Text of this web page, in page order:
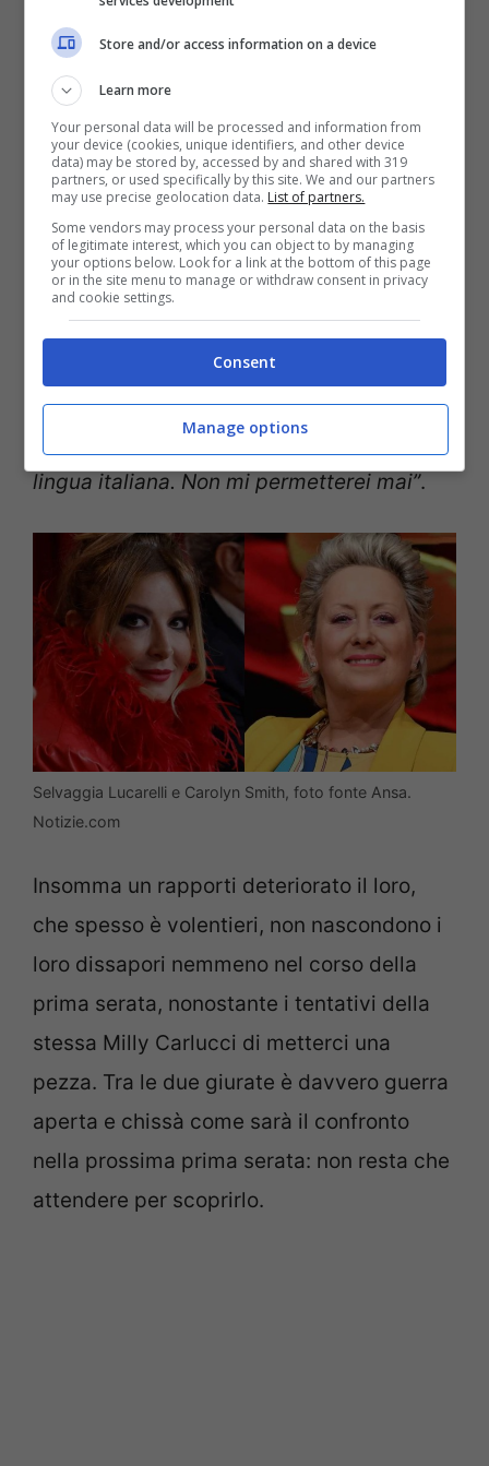
Quanta eleganza nello sparlare di colleghi
e concorrenti a gara aperta, davvero.
vera signora”ha commentato la
giornalista nelle scorse ore proprio tramite
il profilo social; le parole che proprio non le
sarebbero andate giù sono quelle
pronunciate dalla stessa Carolyn Smith,
sempre nel programma condotto da
Serena Bortone, Oggi è un altro giorno: “
fa sorridere quando Selvaggia entra nelle
, è come se io insegnassi la
lingua italiana. Non mi permetterei mai”.
Selvaggia Lucarelli e Carolyn Smith, foto fonte Ansa.
Notizie.com
Insomma un rapporti deteriorato il loro,
che spesso è volentieri, non nascondono i
loro dissapori nemmeno nel corso della
prima serata, nonostante i tentativi della
stessa Milly Carlucci di metterci una
pezza. Tra le due giurate è davvero guerra
aperta e chissà come sarà il confronto
nella prossima prima serata: non resta che
attendere per scoprirlo.
Store and/or access information on a device
Learn more
Your personal data will be processed and information from
your device (cookies, unique identifiers, and other device
data) may be stored by, accessed by and shared with 319
partners, or used specifically by this site. We and our partners
may use precise geolocation data. List of partners.
Some vendors may process your personal data on the basis
of legitimate interest, which you can object to by managing
your options below. Look for a link at the bottom of this page
or in the site menu to manage or withdraw consent in privacy
and cookie settings.
Consent
Manage options